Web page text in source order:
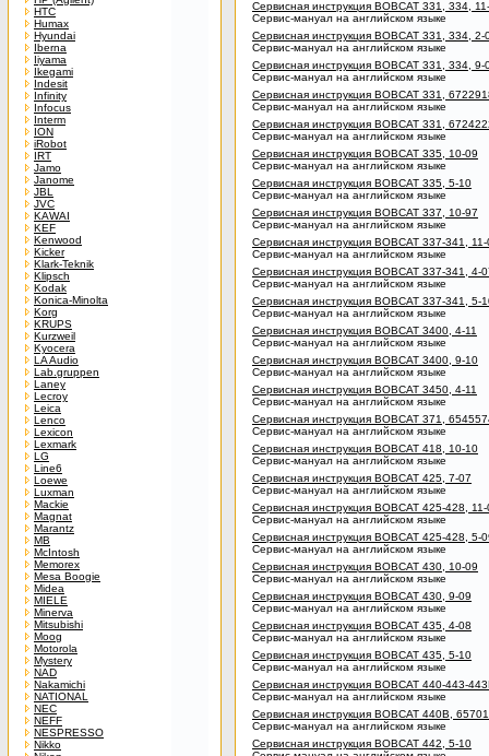
HTC
Humax
Hyundai
Iberna
Iiyama
Ikegami
Indesit
Infinity
Infocus
Interm
ION
iRobot
IRT
Jamo
Janome
JBL
JVC
KAWAI
KEF
Kenwood
Kicker
Klark-Teknik
Klipsch
Kodak
Konica-Minolta
Korg
KRUPS
Kurzweil
Kyocera
LA Audio
Lab.gruppen
Laney
Lecroy
Leica
Lenco
Lexicon
Lexmark
LG
Line6
Loewe
Luxman
Mackie
Magnat
Marantz
MB
McIntosh
Memorex
Mesa Boogie
Midea
MIELE
Minerva
Mitsubishi
Moog
Motorola
Mystery
NAD
Nakamichi
NATIONAL
NEC
NEFF
NESPRESSO
Nikko
Сервисная инструкция BOBCAT 331, 334,
Сервис-мануал на английском языке
Сервисная инструкция BOBCAT 331, 334, 2-
Сервис-мануал на английском языке
Сервисная инструкция BOBCAT 331, 334, 9-
Сервис-мануал на английском языке
Сервисная инструкция BOBCAT 331,
Сервис-мануал на английском языке
Сервисная инструкция BOBCAT 331,
Сервис-мануал на английском языке
Сервисная инструкция BOBCAT 335, 10-09
Сервис-мануал на английском языке
Сервисная инструкция BOBCAT 335, 5-10
Сервис-мануал на английском языке
Сервисная инструкция BOBCAT 337, 10-97
Сервис-мануал на английском языке
Сервисная инструкция BOBCAT 337-341,
Сервис-мануал на английском языке
Сервисная инструкция BOBCAT 337-341, 4-
Сервис-мануал на английском языке
Сервисная инструкция BOBCAT 337-341, 5-
Сервис-мануал на английском языке
Сервисная инструкция BOBCAT 3400, 4-11
Сервис-мануал на английском языке
Сервисная инструкция BOBCAT 3400, 9-10
Сервис-мануал на английском языке
Сервисная инструкция BOBCAT 3450, 4-11
Сервис-мануал на английском языке
Сервисная инструкция BOBCAT 371,
Сервис-мануал на английском языке
Сервисная инструкция BOBCAT 418, 10-10
Сервис-мануал на английском языке
Сервисная инструкция BOBCAT 425, 7-07
Сервис-мануал на английском языке
Сервисная инструкция BOBCAT 425-428,
Сервис-мануал на английском языке
Сервисная инструкция BOBCAT 425-428, 5-
Сервис-мануал на английском языке
Сервисная инструкция BOBCAT 430, 10-09
Сервис-мануал на английском языке
Сервисная инструкция BOBCAT 430, 9-09
Сервис-мануал на английском языке
Сервисная инструкция BOBCAT 435, 4-08
Сервис-мануал на английском языке
Сервисная инструкция BOBCAT 435, 5-10
Сервис-мануал на английском языке
Сервисная инструкция BOBCAT 440-443-
Сервис-мануал на английском языке
Сервисная инструкция BOBCAT 440B,
Сервис-мануал на английском языке
Сервисная инструкция BOBCAT 442, 5-10